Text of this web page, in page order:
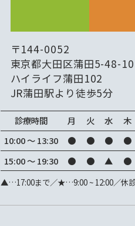
〒144-0052
東京都大田区蒲田5-48-10
ハイライフ蒲田102
JR蒲田駅より徒歩5分
診療時間 月 火 水 木
10:00 ～ 13:30
● ● ● ●
15:00 ～ 19:30
● ● ▲ ●
▲…17:00まで／★…9:00 ~ 12:00／休